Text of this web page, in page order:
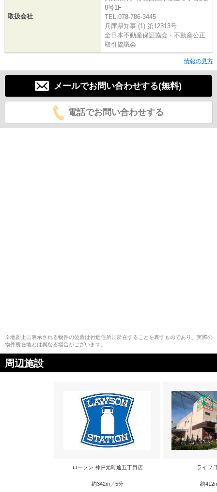
取扱会社
8号1F
TEL:078-786-3445
兵庫県知事 (1) 第12313号
全日本不動産保証協会・不動産公正
取引協議会
情報の見方
メールでお問い合わせする(無料)
電話でお問い合わせする
※地図上に表示される物件の位置は付近住所に所在することを表すものであり、実際の
物件所在地とは異なる場合がございます。
周辺施設
ローソン 神戸元町通五丁目店
約342m／5分
ライフ
約